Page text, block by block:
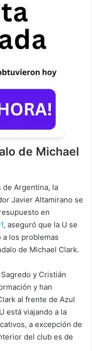
de Michael
Argentina, la
Javier Altamirano se
en
, aseguró que la U se
a los problemas
de Michael Clark.
y Cristián
y han
al frente de Azul
está viajando a la
a excepción de
del club es de